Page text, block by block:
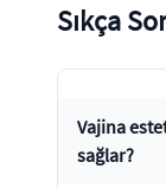
Sıkça
Vajina
sağlar?